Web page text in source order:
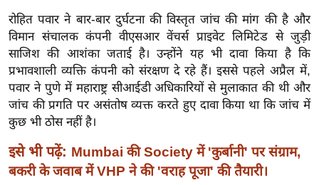
इं
डि
या
सा
हि
त्य
ज
ग
त
रोहित पवार ने बार-बार दुर्घटना की विस्तृत जांच की मांग की है और
विमान संचालक कंपनी वीएसआर वेंचर्स प्राइवेट लिमिटेड से जुड़ी
साजिश की आशंका जताई है। उन्होंने यह भी दावा किया है कि
प्रभावशाली व्यक्ति कंपनी को संरक्षण दे रहे हैं। इससे पहले अप्रैल में,
पवार ने पुणे में महाराष्ट्र सीआईडी ​​अधिकारियों से मुलाकात की थी और
जांच की प्रगति पर असंतोष व्यक्त करते हुए दावा किया था कि जांच में
कुछ भी ठोस नहीं है।
इसे भी पढ़ें: Mumbai की Society में 'कुर्बानी' पर संग्राम,
बकरी के जवाब में VHP ने की 'वराह पूजा' की तैयारी।